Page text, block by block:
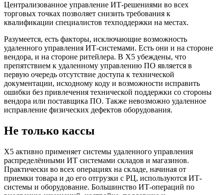
Централизованное управление ИТ-решениями во всех
торговых точках позволяет снизить требования к
квалификации специалистов техподдержки на местах.
Разумеется, есть факторы, исключающие возможность
удаленного управления ИТ-системами. Есть они и на стороне
вендора, и на стороне ритейлера. В X5 убеждены, что
препятствием к удаленному управлению ПО является в
первую очередь отсутствие доступа к технической
документации, исходному коду и возможности исправить
ошибки без привлечения технической поддержки со стороны
вендора или поставщика ПО. Также невозможно удаленное
исправление физических дефектов оборудования.
Не только кассы
Х5 активно применяет системы удаленного управления
распределёнными ИТ системами складов и магазинов.
Практически во всех операциях на складе, начиная от
приемки товара и до его отгрузки с РЦ, используются ИТ-
системы и оборудование. Большинство ИТ-операций по